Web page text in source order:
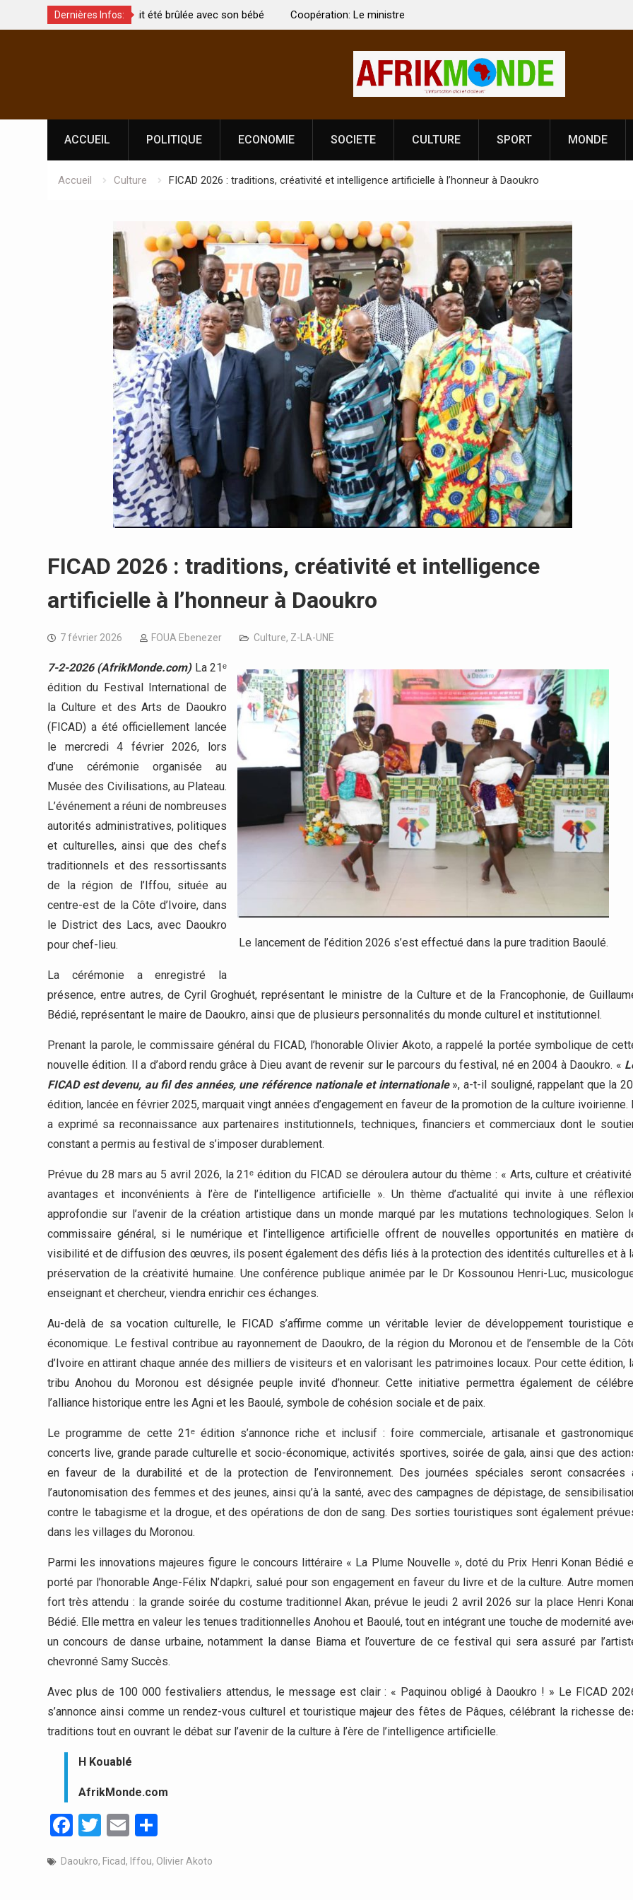
Dernières Infos:
brûlée avec son bébé
Coopération: Le ministre Indien Kirti Vardhan Singh à
Abidjan pour la célébration de la Fête de
Côte d’Ivoire, l’opérateur culturel Soldat
prononce
ACCUEIL POLITIQUE ECONOMIE SOCIETE CULTURE SPORT MONDE
Accueil Culture FICAD 2026 : traditions, créativité et intelligence artificielle à l’honneur à Daoukro
FICAD 2026 : traditions, créativité et intelligence
artificielle à l’honneur à Daoukro
7 février 2026 FOUA Ebenezer Culture, Z-LA-UNE
Le lancement de l’édition 2026 s’est effectué dans la pure tradition Baoulé.
7-2-2026 (AfrikMonde.com)La 21ᵉ
édition du Festival International de
la Culture et des Arts de Daoukro
(FICAD) a été officiellement lancée
le mercredi 4 février 2026, lors
d’une cérémonie organisée au
Musée des Civilisations, au Plateau.
L’événement a réuni de nombreuses
autorités administratives, politiques
et culturelles, ainsi que des chefs
traditionnels et des ressortissants
de la région de l’Iffou, située au
centre-est de la Côte d’Ivoire, dans
le District des Lacs, avec Daoukro
pour chef-lieu.
La cérémonie a enregistré la
présence, entre autres, de Cyril Groghuét, représentant le ministre de la Culture et de la Francophonie, de
Bédié, représentant le maire de Daoukro, ainsi que de plusieurs personnalités du monde culturel et institutionnel.
Prenant la parole, le commissaire général du FICAD, l’honorable Olivier Akoto, a rappelé la portée symbolique de
nouvelle édition. Il a d’abord rendu grâce à Dieu avant de revenir sur le parcours du festival, né en 2004 à Daoukro. «
FICAD est devenu, au fil des années, une référence nationale et internationale», a-t-il souligné, rappelant que la
édition, lancée en février 2025, marquait vingt années d’engagement en faveur de la promotion de la culture ivoirienne.
a exprimé sa reconnaissance aux partenaires institutionnels, techniques, financiers et commerciaux dont le
constant a permis au festival de s’imposer durablement.
Prévue du 28 mars au 5 avril 2026, la 21ᵉ édition du FICAD se déroulera autour du thème : « Arts, culture et créativité
avantages et inconvénients à l’ère de l’intelligence artificielle ». Un thème d’actualité qui invite à une
approfondie sur l’avenir de la création artistique dans un monde marqué par les mutations technologiques. Selon
commissaire général, si le numérique et l’intelligence artificielle offrent de nouvelles opportunités en matière
visibilité et de diffusion des œuvres, ils posent également des défis liés à la protection des identités culturelles et à
préservation de la créativité humaine. Une conférence publique animée par le Dr Kossounou Henri-Luc,
enseignant et chercheur, viendra enrichir ces échanges.
Au-delà de sa vocation culturelle, le FICAD s’affirme comme un véritable levier de développement touristique
économique. Le festival contribue au rayonnement de Daoukro, de la région du Moronou et de l’ensemble de la
d’Ivoire en attirant chaque année des milliers de visiteurs et en valorisant les patrimoines locaux. Pour cette édition,
tribu Anohou du Moronou est désignée peuple invité d’honneur. Cette initiative permettra également de
l’alliance historique entre les Agni et les Baoulé, symbole de cohésion sociale et de paix.
Le programme de cette 21ᵉ édition s’annonce riche et inclusif : foire commerciale, artisanale et
concerts live, grande parade culturelle et socio-économique, activités sportives, soirée de gala, ainsi que des
en faveur de la durabilité et de la protection de l’environnement. Des journées spéciales seront consacrées
l’autonomisation des femmes et des jeunes, ainsi qu’à la santé, avec des campagnes de dépistage, de
contre le tabagisme et la drogue, et des opérations de don de sang. Des sorties touristiques sont également
dans les villages du Moronou.
Parmi les innovations majeures figure le concours littéraire « La Plume Nouvelle », doté du Prix Henri Konan Bédié
porté par l’honorable Ange-Félix N’dapkri, salué pour son engagement en faveur du livre et de la culture. Autre
fort très attendu : la grande soirée du costume traditionnel Akan, prévue le jeudi 2 avril 2026 sur la place Henri
Bédié. Elle mettra en valeur les tenues traditionnelles Anohou et Baoulé, tout en intégrant une touche de modernité
un concours de danse urbaine, notamment la danse Biama et l’ouverture de ce festival qui sera assuré par
chevronné Samy Succès.
Avec plus de 100 000 festivaliers attendus, le message est clair : « Paquinou obligé à Daoukro ! » Le FICAD
s’annonce ainsi comme un rendez-vous culturel et touristique majeur des fêtes de Pâques, célébrant la richesse
traditions tout en ouvrant le débat sur l’avenir de la culture à l’ère de l’intelligence artificielle.
H Kouablé
AfrikMonde.com
Facebook
Twitter
Email
Daoukro, Ficad, Iffou, Olivier Akoto